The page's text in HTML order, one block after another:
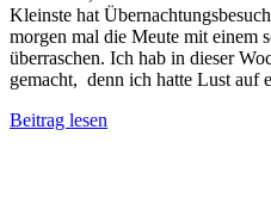
Kleinste hat
morgen mal die Meute mit einem
überraschen. Ich hab in dieser
gemacht, denn ich hatte Lust auf
Beitrag lesen